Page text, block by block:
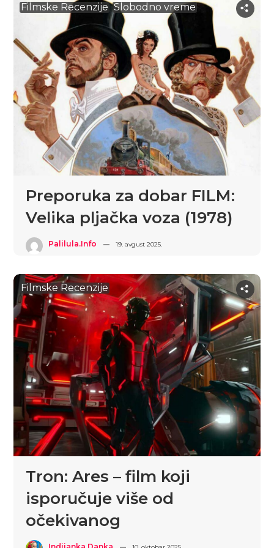
Filmske Recenzije Slobodno vreme
Preporuka za dobar FILM:
Velika pljačka voza (1978)
Palilula.info 19. avgust 2025.
Filmske Recenzije
Tron: Ares – film koji
isporučuje više od
očekivanog